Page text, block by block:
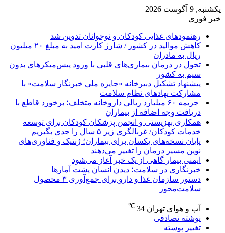
یکشنبه, 9 آگوست 2026
خبر فوری
رهنمودهای غذایی کودکان و نوجوانان تدوین شد
کاهش موالید در کشور / شارژ کارت امید به مبلغ ۲۰ میلیون
ریال به مادران
تحول در درمان بیماری‌های قلبی با ورود پیس‌میکرهای بدون
سیم به کشور
پیشنهاد تشکیل دبیرخانه «جایزه ملی خبرنگار سلامت» با
مشارکت نهادهای نظام سلامت
جریمه ۶۰ میلیارد ریالی داروخانه متخلف؛ برخورد قاطع با
دریافت وجه اضافه از بیماران
همکاری بهزیستی و انجمن پزشکان کودکان برای توسعه
خدمات کودکان/ غربالگری زیر ۵ سال را جدی بگیریم
پایان نسخه‌های یکسان برای بیماران؛ ژنتیک و فناوری‌های
نوین مسیر درمان را تغییر می‌دهند
ایمنی بیمار گاهی از یک خبر آغاز می‌شود
خبرنگاری در سلامت؛ دیدن انسان پشت آمارها
دستور سازمان غذا و دارو برای جمع‌آوری ۳ محصول
سلامت‌محور
آب و هوای تهران 34
℃
نوشته تصادفی
تغییر پوسته